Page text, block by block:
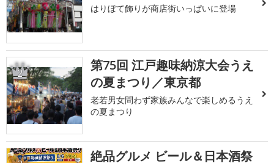
はりぼて飾りが商店街いっぱいに登場
2
第75回 江戸趣味納涼大会うえ
の夏まつり／東京都
老若男女問わず家族みんなで楽しめるうえ
の夏まつり
絶品グルメ ビール＆日本酒祭